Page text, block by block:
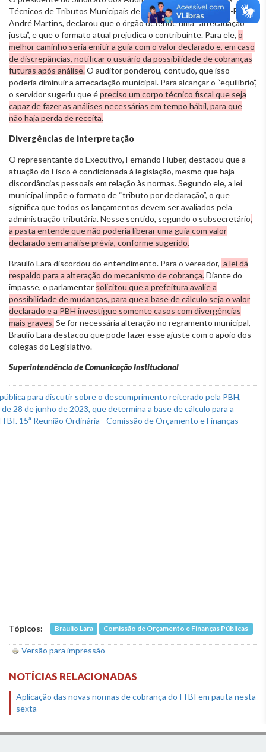
Técnicos de Tributos Municipais de Belo Horizonte (Sinfisco-BH),
André Martins, declarou que o órgão defende uma “arrecadação
justa”, e que o formato atual prejudica o contribuinte. Para ele, o
melhor caminho seria emitir a guia com o valor declarado e, em caso
de discrepâncias, notificar o usuário da possibilidade de cobranças
futuras após análise.O auditor ponderou, contudo, que isso
poderia diminuir a arrecadação municipal. Para alcançar o “equilíbrio”,
o servidor sugeriu que épreciso um corpo técnico fiscal que seja
capaz de fazer as análises necessárias em tempo hábil, para que
não haja perda de receita.
Divergências de interpretação
O representante do Executivo, Fernando Huber, destacou que a
atuação do Fisco é condicionada à legislação, mesmo que haja
discordâncias pessoais em relação às normas. Segundo ele, a lei
municipal impõe o formato de “tributo por declaração”, o que
significa que todos os lançamentos devem ser avaliados pela
administração tributária. Nesse sentido, segundo o subsecretário,
a pasta entende que não poderia liberar uma guia com valor
declarado sem análise prévia, conforme sugerido.
Braulio Lara discordou do entendimento. Para o vereador, a lei dá
respaldo para a alteração do mecanismo de cobrança.Diante do
impasse, o parlamentar solicitou que a prefeitura avalie a
possibilidade de mudanças, para que a base de cálculo seja o valor
declarado e a PBH investigue somente casos com divergências
mais graves.Se for necessária alteração no regramento municipal,
Braulio Lara destacou que pode fazer esse ajuste com o apoio dos
colegas do Legislativo.
Superintendência de Comunicação Institucional
Tópicos: Braulio Lara Comissão de Orçamento e Finanças Públicas
Versão para impressão
NOTÍCIAS RELACIONADAS
Aplicação das novas normas de cobrança do ITBI em pauta nesta
sexta